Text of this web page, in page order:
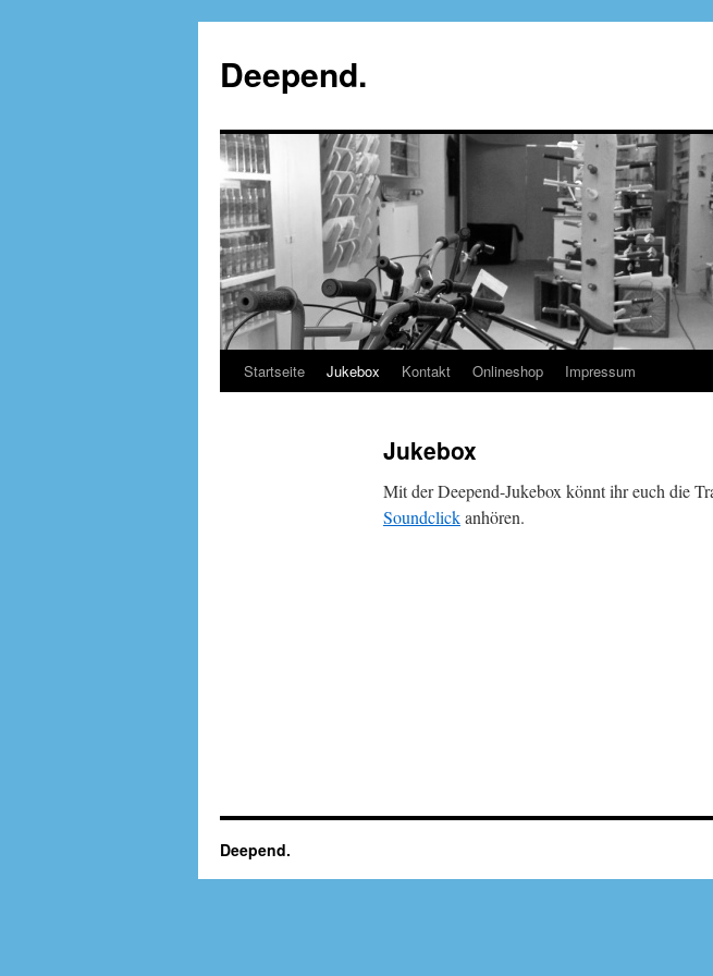
Deepend.
Startseite Jukebox Kontakt Onlineshop Impressum
Jukebox
Mit der Deepend-Jukebox könnt ihr euch die
Soundclickanhören.
Deepend.